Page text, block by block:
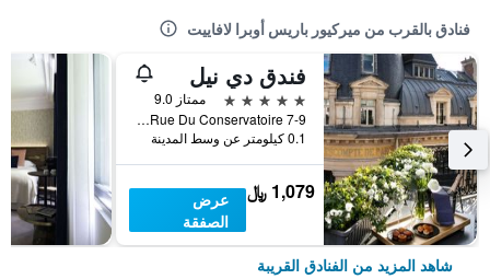
فنادق بالقرب من ميركيور باريس أوبرا لافاييت
فندق دي نيل
5 نجوم
ممتاز 9.0
7-9 Rue Du Conservatoire, باريس, فرنسا
0.1 كيلومتر عن وسط المدينة
1,079 ﷼
عرض
الصفقة
شاهد المزيد من الفنادق القريبة